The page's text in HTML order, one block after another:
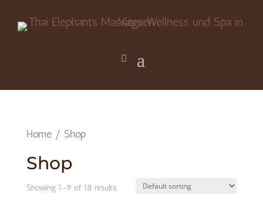
Home/ Shop
Shop
Showing 1–9 of 18 results